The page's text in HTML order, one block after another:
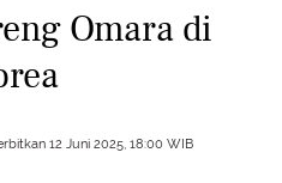
Omara di
12 Juni 2025, 18:00 WIB